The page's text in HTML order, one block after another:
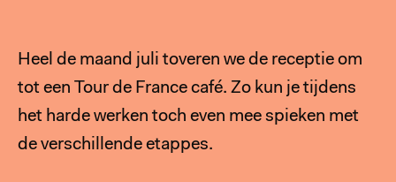
Heel de maand juli toveren we de receptie om
tot een Tour de France café. Zo kun je tijdens
het harde werken toch even mee spieken met
de verschillende etappes.